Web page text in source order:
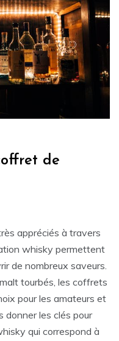
de
appréciés à travers
whisky permettent
de nombreux saveurs.
tourbés, les coffrets
pour les amateurs et
donner les clés pour
qui correspond à